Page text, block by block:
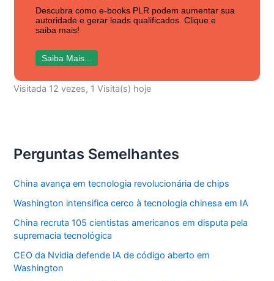
Descubra como e-books PLR podem aumentar sua
autoridade e gerar leads qualificados. Clique e
saiba mais!
Saiba Mais...
Visitada 12 vezes, 1 Visita(s) hoje
Perguntas Semelhantes
China avança em tecnologia revolucionária de chips
Washington intensifica cerco à tecnologia chinesa em IA
China recruta 105 cientistas americanos em disputa pela
supremacia tecnológica
CEO da Nvidia defende IA de código aberto em
Washington